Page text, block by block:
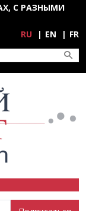
С РАЗНЫМИ
RU EN FR